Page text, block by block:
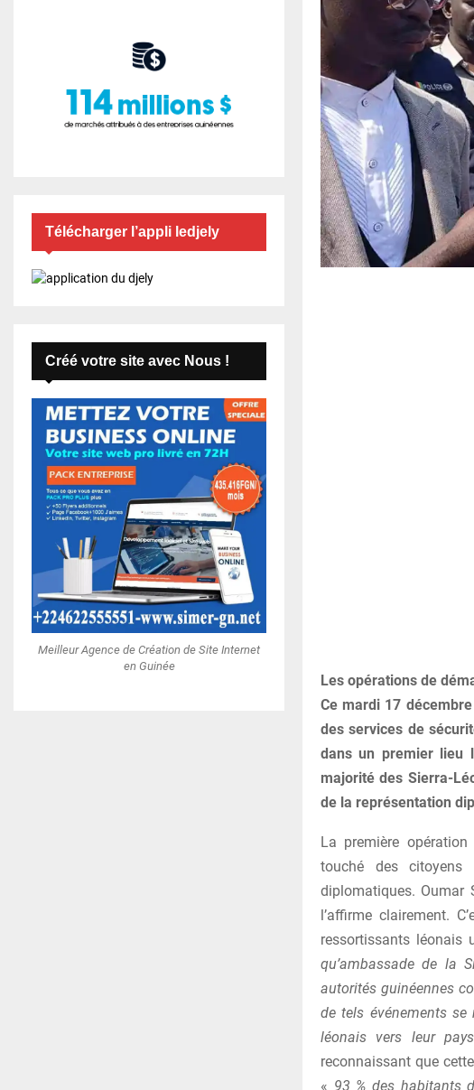
Les opérations de
Ce mardi 17
des services de
dans un premier lieu
majorité des Sierra-
de la représentation
La première
touché des citoyens
diplomatiques. Oumar
l’affirme clairement.
ressortissants léonais
qu’ambassade de la
autorités guinéennes
de tels événements se
léonais vers leur
reconnaissant que
« 93 % des habitants
Télécharger l’appli ledjely
Créé votre site avec Nous !
Meilleur Agence de Création de Site Internet
en Guinée